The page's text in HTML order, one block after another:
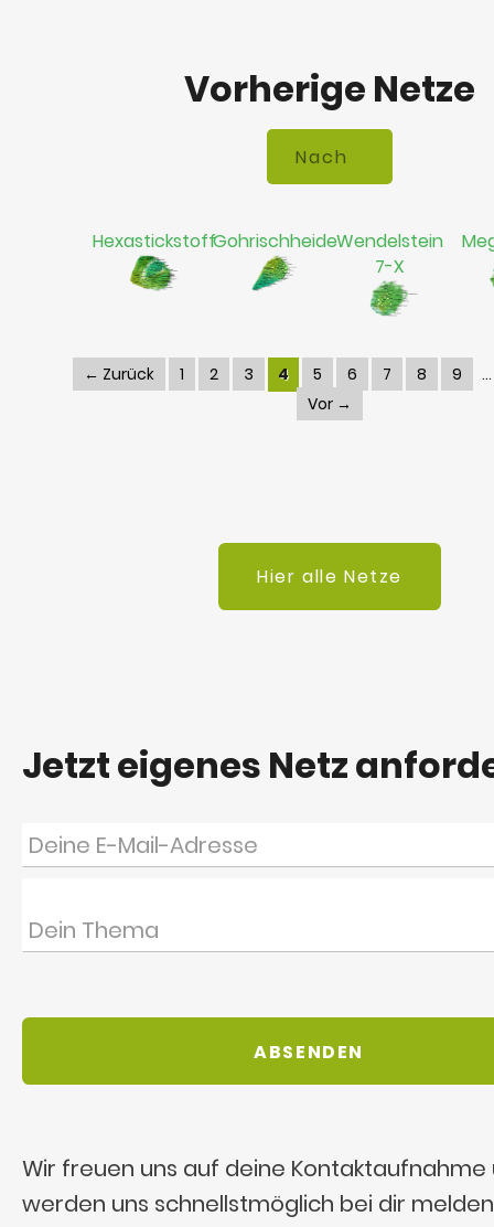
Vorherige Netze
HexastickstoffGohrischheideWendelstein
7-X
← Zurück 1 2 3 4 5 6 7 8
9
Vor →
Hier alle Netze
Jetzt eigenes Netz
Wir freuen uns auf deine Kontaktaufnahme
werden uns schnellstmöglich bei dir